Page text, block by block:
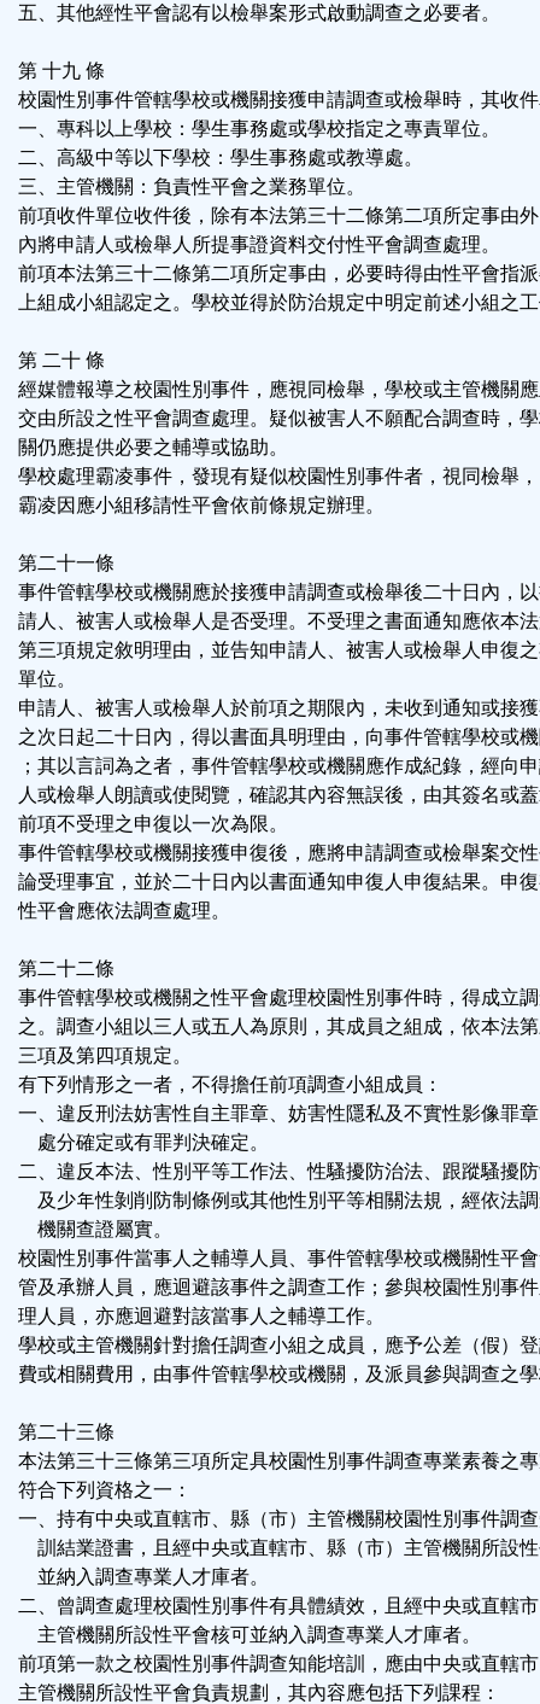
五、其他經性平會認有以檢舉案形式啟動調查之必要者。
第 十九 條
校園性別事件管轄學校或機關接獲申請調查或檢舉時，其收
一、專科以上學校：學生事務處或學校指定之專責單位。
二、高級中等以下學校：學生事務處或教導處。
三、主管機關：負責性平會之業務單位。
前項收件單位收件後，除有本法第三十二條第二項所定事由
內將申請人或檢舉人所提事證資料交付性平會調查處理。
前項本法第三十二條第二項所定事由，必要時得由性平會指
上組成小組認定之。學校並得於防治規定中明定前述小組之
第 二十 條
經媒體報導之校園性別事件，應視同檢舉，學校或主管機關
交由所設之性平會調查處理。疑似被害人不願配合調查時，
關仍應提供必要之輔導或協助。
學校處理霸凌事件，發現有疑似校園性別事件者，視同檢舉
霸凌因應小組移請性平會依前條規定辦理。
第二十一條
事件管轄學校或機關應於接獲申請調查或檢舉後二十日內，
請人、被害人或檢舉人是否受理。不受理之書面通知應依本
第三項規定敘明理由，並告知申請人、被害人或檢舉人申復
單位。
申請人、被害人或檢舉人於前項之期限內，未收到通知或接
之次日起二十日內，得以書面具明理由，向事件管轄學校或
；其以言詞為之者，事件管轄學校或機關應作成紀錄，經向
人或檢舉人朗讀或使閱覽，確認其內容無誤後，由其簽名或
前項不受理之申復以一次為限。
事件管轄學校或機關接獲申復後，應將申請調查或檢舉案交
論受理事宜，並於二十日內以書面通知申復人申復結果。申
性平會應依法調查處理。
第二十二條
事件管轄學校或機關之性平會處理校園性別事件時，得成立
之。調查小組以三人或五人為原則，其成員之組成，依本法
三項及第四項規定。
有下列情形之一者，不得擔任前項調查小組成員：
一、違反刑法妨害性自主罪章、妨害性隱私及不實性影像罪
處分確定或有罪判決確定。
二、違反本法、性別平等工作法、性騷擾防治法、跟蹤騷擾
及少年性剝削防制條例或其他性別平等相關法規，經依法
機關查證屬實。
校園性別事件當事人之輔導人員、事件管轄學校或機關性平
管及承辦人員，應迴避該事件之調查工作；參與校園性別事
理人員，亦應迴避對該當事人之輔導工作。
學校或主管機關針對擔任調查小組之成員，應予公差（假）
費或相關費用，由事件管轄學校或機關，及派員參與調查之
第二十三條
本法第三十三條第三項所定具校園性別事件調查專業素養之
符合下列資格之一：
一、持有中央或直轄市、縣（市）主管機關校園性別事件調
訓結業證書，且經中央或直轄市、縣（市）主管機關所設
並納入調查專業人才庫者。
二、曾調查處理校園性別事件有具體績效，且經中央或直轄
主管機關所設性平會核可並納入調查專業人才庫者。
前項第一款之校園性別事件調查知能培訓，應由中央或直轄
主管機關所設性平會負責規劃，其內容應包括下列課程：